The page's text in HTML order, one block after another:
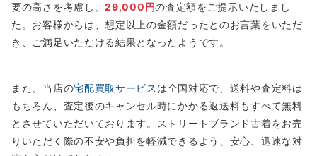
要の高さを考慮し、29,000円の査定額をご提示いたしまし
た。お客様からは、想定以上の金額だったとのお言葉をいただ
き、ご満足いただける結果となったようです。
また、当店の宅配買取サービス は全国対応で、送料や査定料は
もちろん、査定後のキャンセル時にかかる返送料もすべて無料
とさせていただいております。ストリートブランド古着をお売
りいただく際の不安や負担を軽減できるよう、安心、迅速な対